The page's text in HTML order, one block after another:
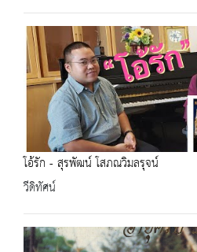
โอ้รัก - สุรพัฒน์ โสภณวิมลรุจน์
วีดิทัศน์